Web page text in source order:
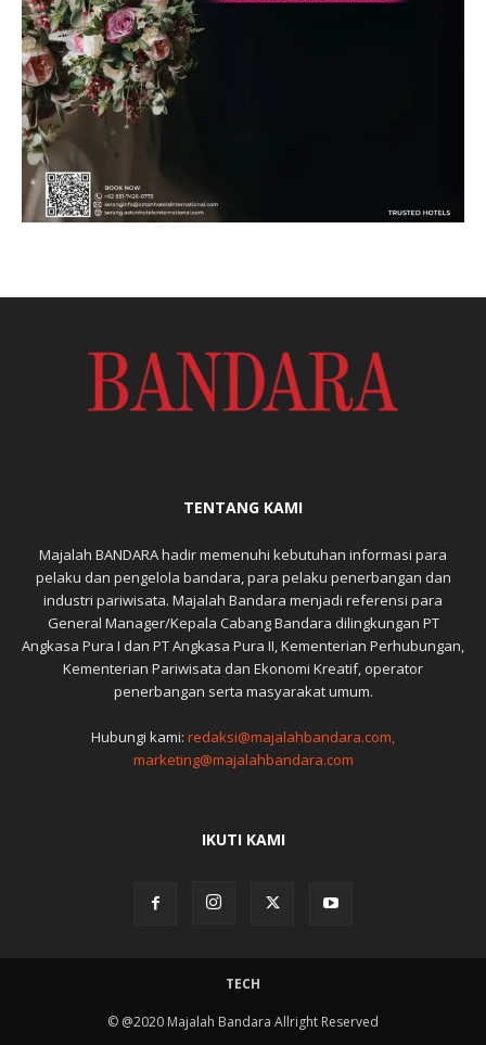
TENTANG KAMI
Majalah BANDARA hadir memenuhi kebutuhan informasi para
pelaku dan pengelola bandara, para pelaku penerbangan dan
industri pariwisata. Majalah Bandara menjadi referensi para
General Manager/Kepala Cabang Bandara dilingkungan PT
Angkasa Pura I dan PT Angkasa Pura II, Kementerian Perhubungan,
Kementerian Pariwisata dan Ekonomi Kreatif, operator
penerbangan serta masyarakat umum.
Hubungi kami: redaksi@majalahbandara.com,
marketing@majalahbandara.com
IKUTI KAMI
TECH
© @2020 Majalah Bandara Allright Reserved